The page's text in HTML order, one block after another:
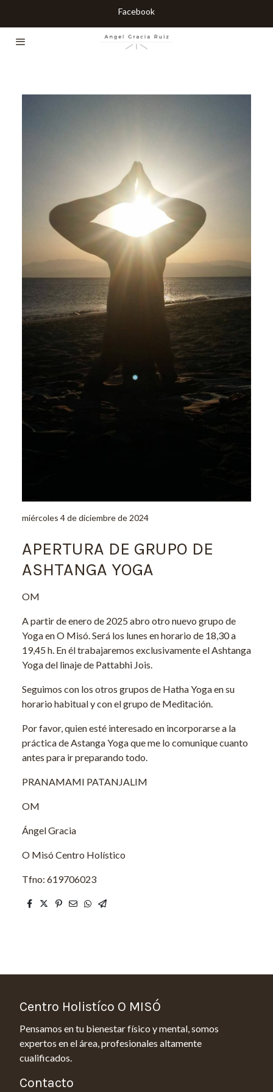
Facebook
miércoles 4 de diciembre de 2024
APERTURA DE GRUPO DE
ASHTANGA YOGA
OM
A partir de enero de 2025 abro otro nuevo grupo de
Yoga en O Misó. Será los lunes en horario de 18,30 a
19,45 h. En él trabajaremos exclusivamente el Ashtanga
Yoga del linaje de Pattabhi Jois.
Seguimos con los otros grupos de Hatha Yoga en su
horario habitual y con el grupo de Meditación.
Por favor, quien esté interesado en incorporarse a la
práctica de Astanga Yoga que me lo comunique cuanto
antes para ir preparando todo.
PRANAMAMI PATANJALIM
OM
Ángel Gracia
O Misó Centro Holístico
Tfno: 619706023
Centro Holistíco O MISÓ
Pensamos en tu bienestar físico y mental, somos
expertos en el área, profesionales altamente
cualificados.
Contacto